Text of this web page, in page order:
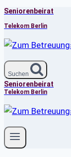
Zum
Inhalt
springen
Seniorenbeirat
Telekom Berlin
Suchen
Seniorenbeirat
Telekom Berlin